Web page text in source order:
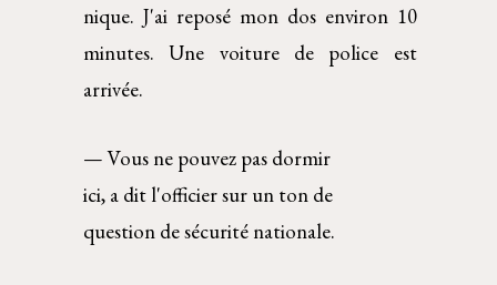
nique. J'ai reposé mon dos environ 10
minutes. Une voiture de police est
arrivée.
— Vous ne pouvez pas dormir
ici, a dit l'officier sur un ton de
question de sécurité nationale.